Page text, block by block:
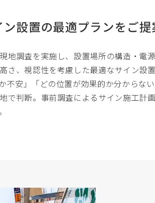
設置の最適プランをご提
地調査を実施し、設置場所の構造・電
さ、視認性を考慮した最適なサイン設
不安」「どの位置が効果的か分からない
で判断。事前調査によるサイン施工計